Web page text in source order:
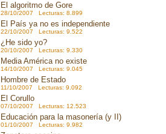
El algoritmo de Gore
28/10/2007 Lecturas: 8.899
El País ya no es independiente
22/10/2007 Lecturas: 9.522
¿He sido yo?
20/10/2007 Lecturas: 9.330
Media América no existe
14/10/2007 Lecturas: 9.045
Hombre de Estado
11/10/2007 Lecturas: 9.092
El Corullo
07/10/2007 Lecturas: 12.523
Educación para la masonería (y II)
01/10/2007 Lecturas: 9.982